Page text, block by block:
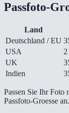
Passfoto-
Land
Deutschland / EU
USA
UK
Indien
Passen Sie Ihr Foto
Passfoto-Groesse an.